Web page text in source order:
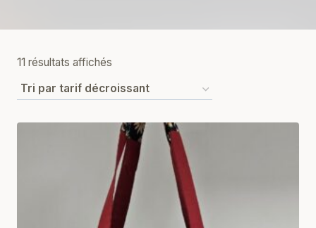
11 résultats affichés
par
prix
décroissant